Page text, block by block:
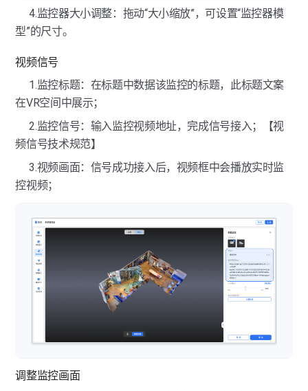
4.监控器大小调整：拖动“大小缩放”，可设置“监控器模
型”的尺寸。
视频信号
1.监控标题：在标题中数据该监控的标题，此标题文案
在VR空间中展示；
2.监控信号：输入监控视频地址，完成信号接入；【视
频信号技术规范】
3.视频画面：信号成功接入后，视频框中会播放实时监
控视频；
调整监控画面